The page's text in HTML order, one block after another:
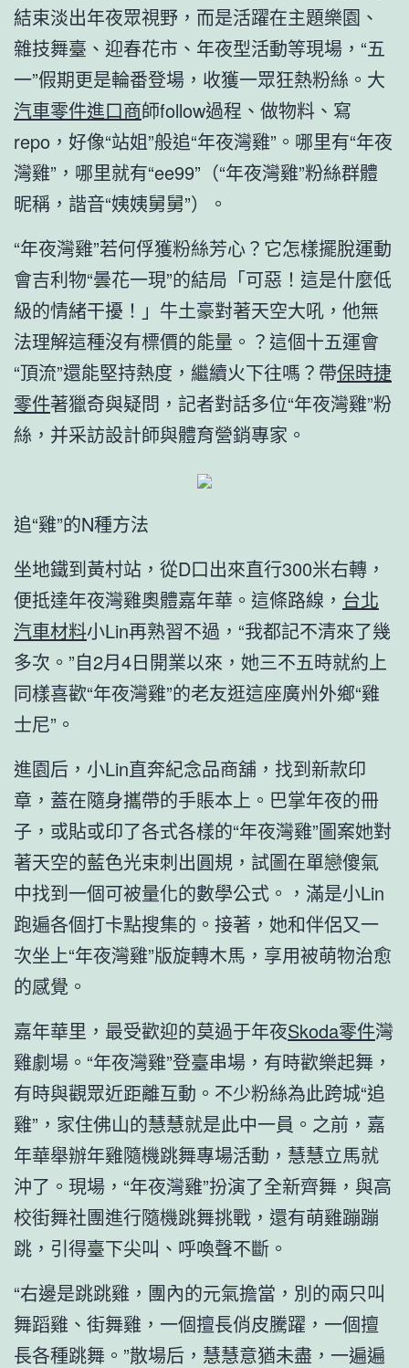
結束淡出年夜眾視野，而是活躍在主題樂園、
雜技舞臺、迎春花市、年夜型活動等現場，“五
一”假期更是輪番登場，收獲一眾狂熱粉絲。大
汽車零件進口商師follow過程、做物料、寫
repo，好像“站姐”般追“年夜灣雞”。哪里有“年夜
灣雞”，哪里就有“ee99”（“年夜灣雞”粉絲群體
昵稱，諧音“姨姨舅舅”）。
“年夜灣雞”若何俘獲粉絲芳心？它怎樣擺脫運動
會吉利物“曇花一現”的結局「可惡！這是什麼低
級的情緒干擾！」牛土豪對著天空大吼，他無
法理解這種沒有標價的能量。？這個十五運會
“頂流”還能堅持熱度，繼續火下往嗎？帶保時捷
零件著獵奇與疑問，記者對話多位“年夜灣雞”粉
絲，并采訪設計師與體育營銷專家。
追“雞”的N種方法
坐地鐵到黃村站，從D口出來直行300米右轉，
便抵達年夜灣雞奧體嘉年華。這條路線， 台北
汽車材料小Lin再熟習不過，“我都記不清來了幾
多次。”自2月4日開業以來，她三不五時就約上
同樣喜歡“年夜灣雞”的老友逛這座廣州外鄉“雞
士尼”。
進園后，小Lin直奔紀念品商舖，找到新款印
章，蓋在隨身攜帶的手賬本上。巴掌年夜的冊
子，或貼或印了各式各樣的“年夜灣雞”圖案她對
著天空的藍色光束刺出圓規，試圖在單戀傻氣
中找到一個可被量化的數學公式。，滿是小Lin
跑遍各個打卡點搜集的。接著，她和伴侶又一
次坐上“年夜灣雞”版旋轉木馬，享用被萌物治愈
的感覺。
嘉年華里，最受歡迎的莫過于年夜Skoda零件灣
雞劇場。“年夜灣雞”登臺串場，有時歡樂起舞，
有時與觀眾近距離互動。不少粉絲為此跨城“追
雞”，家住佛山的慧慧就是此中一員。之前，嘉
年華舉辦年雞隨機跳舞專場活動，慧慧立馬就
沖了。現場，“年夜灣雞”扮演了全新齊舞，與高
校街舞社團進行隨機跳舞挑戰，還有萌雞蹦蹦
跳，引得臺下尖叫、呼喚聲不斷。
“右邊是跳跳雞，團內的元氣擔當，別的兩只叫
舞蹈雞、街舞雞，一個擅長俏皮騰躍，一個擅
長各種跳舞。”散場后，慧慧意猶未盡，一遍遍